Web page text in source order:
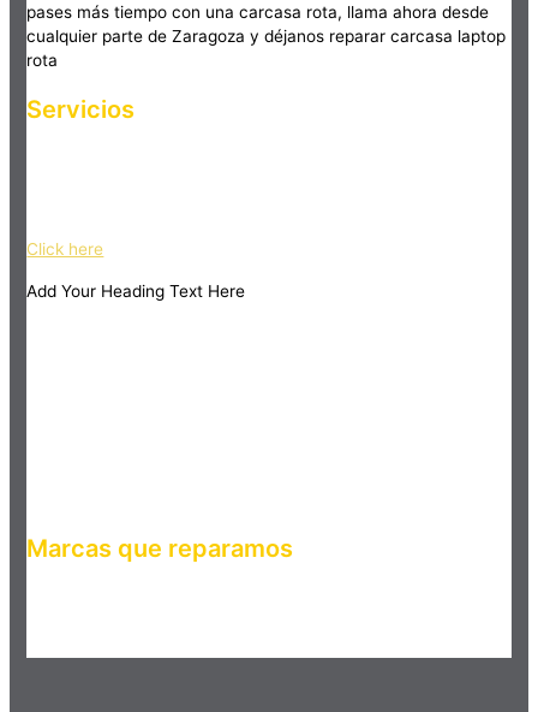
pases más tiempo con una carcasa rota, llama ahora desde
cualquier parte de Zaragoza y déjanos reparar carcasa laptop
rota
Servicios
Click here
Add Your Heading Text Here
Marcas que reparamos